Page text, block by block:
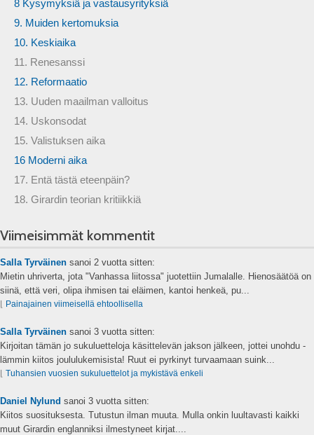
8 Kysymyksiä ja vastausyrityksiä
9. Muiden kertomuksia
10. Keskiaika
11. Renesanssi
12. Reformaatio
13. Uuden maailman valloitus
14. Uskonsodat
15. Valistuksen aika
16 Moderni aika
17. Entä tästä eteenpäin?
18. Girardin teorian kritiikkiä
Viimeisimmät kommentit
Salla Tyrväinen sanoi 2 vuotta sitten:
Mietin uhriverta, jota "Vanhassa liitossa" juotettiin Jumalalle. Hienosäätöä on
siinä, että veri, olipa ihmisen tai eläimen, kantoi henkeä, pu...
⌊ Painajainen viimeisellä ehtoollisella
Salla Tyrväinen sanoi 3 vuotta sitten:
Kirjoitan tämän jo sukuluetteloja käsittelevän jakson jälkeen, jottei unohdu -
lämmin kiitos joululukemisista! Ruut ei pyrkinyt turvaamaan suink...
⌊ Tuhansien vuosien sukuluettelot ja mykistävä enkeli
Daniel Nylund sanoi 3 vuotta sitten:
Kiitos suosituksesta. Tutustun ilman muuta. Mulla onkin luultavasti kaikki
muut Girardin englanniksi ilmestyneet kirjat....